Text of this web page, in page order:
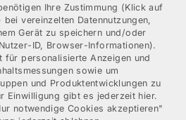
Ihre Zustimmung (Klick auf
bei vereinzelten Datennutzungen,
Gerät zu speichern und/oder
ID, Browser-Informationen).
für personalisierte Anzeigen und
sowie um
und Produktentwicklungen zu
Einwilligung gibt es jederzeit hier.
notwendige Cookies akzeptieren"